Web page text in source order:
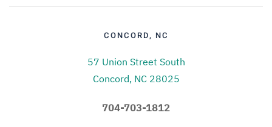
CONCORD, NC
57 Union Street South
Concord, NC 28025
704-703-1812